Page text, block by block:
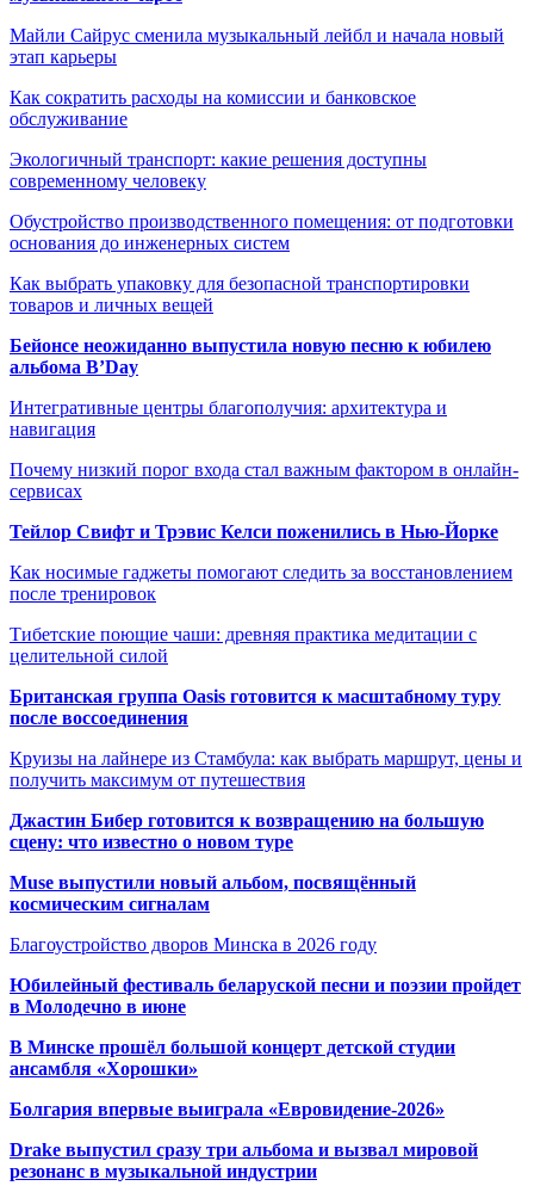
Майли Сайрус сменила музыкальный лейбл и начала новый
этап карьеры
Как сократить расходы на комиссии и банковское
обслуживание
Экологичный транспорт: какие решения доступны
современному человеку
Обустройство производственного помещения: от подготовки
основания до инженерных систем
Как выбрать упаковку для безопасной транспортировки
товаров и личных вещей
Бейонсе неожиданно выпустила новую песню к юбилею
альбома B’Day
Интегративные центры благополучия: архитектура и
навигация
Почему низкий порог входа стал важным фактором в онлайн-
сервисах
Тейлор Свифт и Трэвис Келси поженились в Нью-Йорке
Как носимые гаджеты помогают следить за восстановлением
после тренировок
Тибетские поющие чаши: древняя практика медитации с
целительной силой
Британская группа Oasis готовится к масштабному туру
после воссоединения
Круизы на лайнере из Стамбула: как выбрать маршрут, цены и
получить максимум от путешествия
Джастин Бибер готовится к возвращению на большую
сцену: что известно о новом туре
Muse выпустили новый альбом, посвящённый
космическим сигналам
Благоустройство дворов Минска в 2026 году
Юбилейный фестиваль беларуской песни и поэзии пройдет
в Молодечно в июне
В Минске прошёл большой концерт детской студии
ансамбля «Хорошки»
Болгария впервые выиграла «Евровидение-2026»
Drake выпустил сразу три альбома и вызвал мировой
резонанс в музыкальной индустрии